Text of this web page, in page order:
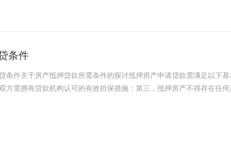
条件
条件关于房产抵押贷款所需条件的探讨抵押房产申请贷款需满足以下
方需拥有贷款机构认可的有效担保措施；第三，抵押房产不得存在任